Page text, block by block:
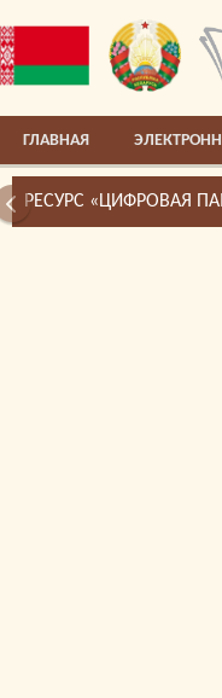
ГЛАВНАЯ
РЕСУРС «ЦИФРОВАЯ